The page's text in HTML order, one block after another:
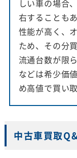
しい車の場合
右することも
性能が高く、
ため、その分
流通台数が限
などは希少価
め高値で買い
中古車買取